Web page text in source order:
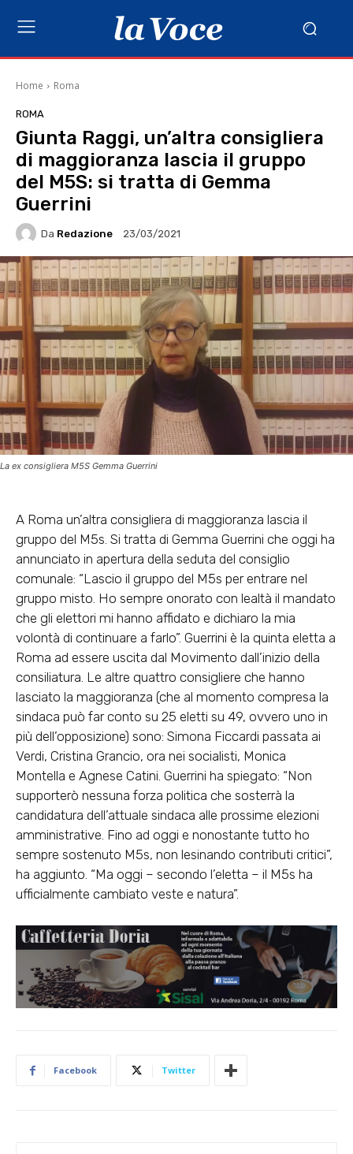
Home Roma
ROMA
Giunta Raggi, un’altra consigliera
di maggioranza lascia il gruppo
del M5S: si tratta di Gemma
Guerrini
Da Redazione 23/03/2021
La ex consigliera M5S Gemma Guerrini
A Roma un’altra consigliera di maggioranza lascia il
gruppo del M5s. Si tratta di Gemma Guerrini che oggi ha
annunciato in apertura della seduta del consiglio
comunale: “Lascio il gruppo del M5s per entrare nel
gruppo misto. Ho sempre onorato con lealtà il mandato
che gli elettori mi hanno affidato e dichiaro la mia
volontà di continuare a farlo”. Guerrini è la quinta eletta a
Roma ad essere uscita dal Movimento dall’inizio della
consiliatura. Le altre quattro consigliere che hanno
lasciato la maggioranza (che al momento compresa la
sindaca può far conto su 25 eletti su 49, ovvero uno in
più dell’opposizione) sono: Simona Ficcardi passata ai
Verdi, Cristina Grancio, ora nei socialisti, Monica
Montella e Agnese Catini. Guerrini ha spiegato: “Non
supporterò nessuna forza politica che sosterrà la
candidatura dell’attuale sindaca alle prossime elezioni
amministrative. Fino ad oggi e nonostante tutto ho
sempre sostenuto M5s, non lesinando contributi critici”,
ha aggiunto. “Ma oggi – secondo l’eletta – il M5s ha
ufficialmente cambiato veste e natura”.
Facebook Twitter